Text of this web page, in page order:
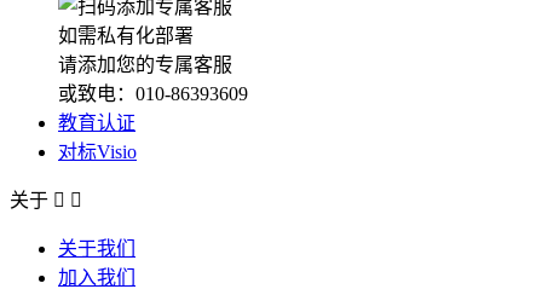
如需私有化部署
请添加您的专属客服
或致电：010-86393609
教育认证
对标Visio
关于  
关于我们
加入我们